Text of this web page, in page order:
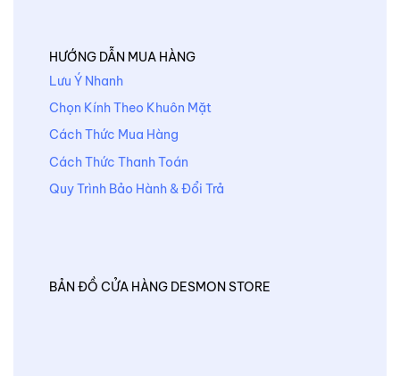
HƯỚNG DẪN MUA HÀNG
Lưu Ý Nhanh
Chọn Kính Theo Khuôn Mặt
Cách Thức Mua Hàng
Cách Thức Thanh Toán
Quy Trình Bảo Hành & Đổi Trả
BẢN ĐỒ CỬA HÀNG DESMON STORE